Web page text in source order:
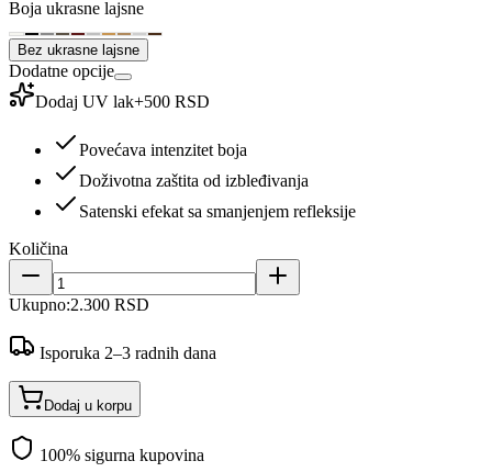
Boja ukrasne lajsne
Bez ukrasne lajsne
Dodatne opcije
Dodaj UV lak+500 RSD
Povećava intenzitet boja
Doživotna zaštita od izbleđivanja
Satenski efekat sa smanjenjem refleksije
Količina
Ukupno:2.300 RSD
Isporuka 2–3 radnih dana
Dodaj u korpu
100% sigurna kupovina